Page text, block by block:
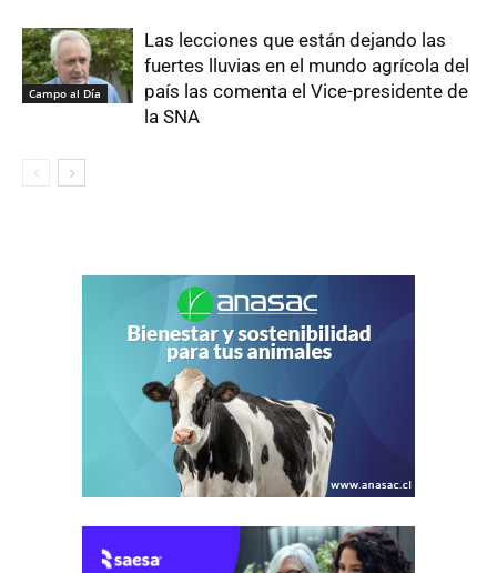
Campo al Día
Las lecciones que están dejando las
fuertes lluvias en el mundo agrícola del
país las comenta el Vice-presidente de
la SNA